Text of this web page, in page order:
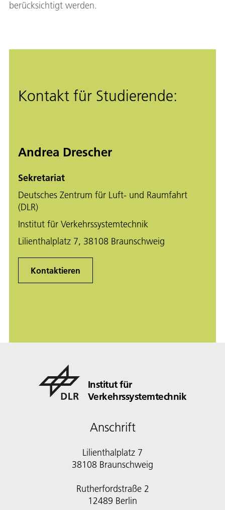
berücksichtigt werden.
Kontakt für Studierende:
Andrea Drescher
Sekretariat
Deutsches Zentrum für Luft- und Raumfahrt
(DLR)
Institut für Verkehrssystemtechnik
Lilienthalplatz 7, 38108 Braunschweig
Kontaktieren
Institut für
Verkehrssystemtechnik
Anschrift
Lilienthalplatz 7
38108 Braunschweig
Rutherfordstraße 2
12489 Berlin